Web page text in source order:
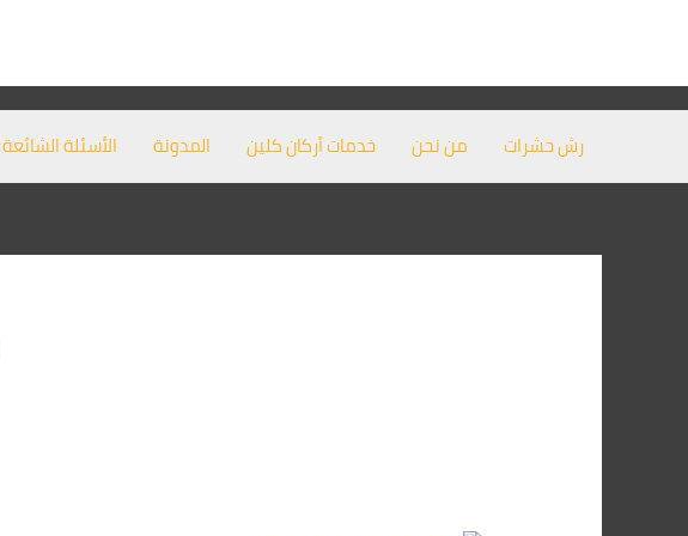
رش حشرات من نحن خدمات أركان كلين المدونة الأسئلة الشائعة